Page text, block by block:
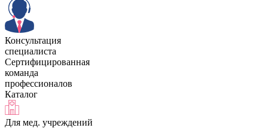
Консультация
специалиста
Сертифицированная
команда
профессионалов
Каталог
Для мед. учреждений